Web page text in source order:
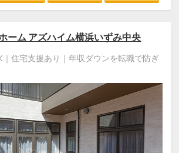
ーム アズハイム横浜いずみ中央
住宅支援あり｜年収ダウンを転職で防ぎ